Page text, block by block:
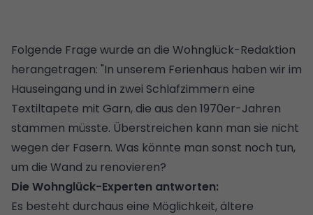
Folgende Frage wurde an die Wohnglück-Redaktion
herangetragen: "In unserem Ferienhaus haben wir im
Hauseingang und in zwei Schlafzimmern eine
Textiltapete mit Garn, die aus den 1970er-Jahren
stammen müsste. Überstreichen kann man sie nicht
wegen der Fasern. Was könnte man sonst noch tun,
um die Wand zu renovieren?
Die Wohnglück-Experten antworten:
Es besteht durchaus eine Möglichkeit, ältere